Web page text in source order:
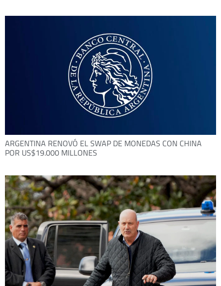
ARGENTINA RENOVÓ EL SWAP DE MONEDAS CON CHINA
POR US$19.000 MILLONES